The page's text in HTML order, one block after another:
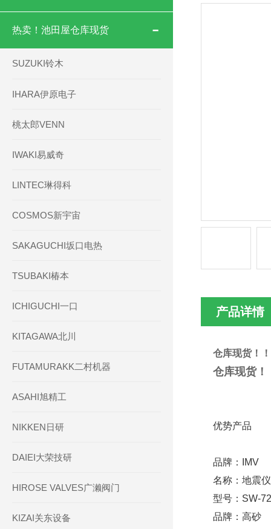
热卖！池田屋仓库现货
SUZUKI铃木
IHARA伊原电子
桃太郎VENN
IWAKI易威奇
LINTEC琳得科
COSMOS新宇宙
SAKAGUCHI坂口电热
TSUBAKI椿本
ICHIGUCHI一口
KITAGAWA北川
FUTAMURAKK二村机器
ASAHI旭精工
NIKKEN日研
DAIEI大荣技研
HIROSE VALVES广濑阀门
KIZAI关东设备
产品详情
仓库现货！
仓库现货
优势产品
品牌：IMV
名称：地震仪
型号：SW-72
品牌：高砂